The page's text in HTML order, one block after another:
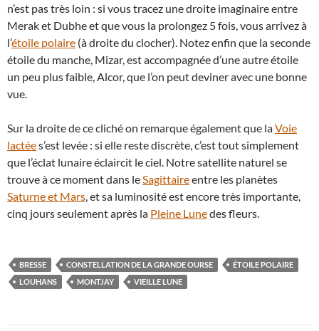
n’est pas très loin : si vous tracez une droite imaginaire entre
Merak et Dubhe et que vous la prolongez 5 fois, vous arrivez à
l’étoile polaire (à droite du clocher). Notez enfin que la seconde
étoile du manche, Mizar, est accompagnée d’une autre étoile
un peu plus faible, Alcor, que l’on peut deviner avec une bonne
vue.
Sur la droite de ce cliché on remarque également que laVoie
lactées’est levée : si elle reste discrète, c’est tout simplement
que l’éclat lunaire éclaircit le ciel. Notre satellite naturel se
trouve à ce moment dans le Sagittaireentre les planètes
Saturne et Mars , et sa luminosité est encore très importante,
cinq jours seulement après la Pleine Lunedes fleurs.
BRESSE CONSTELLATION DE LA GRANDE OURSE
ÉTOILE POLAIRE
LOUHANS
MONTJAY VIEILLE LUNE